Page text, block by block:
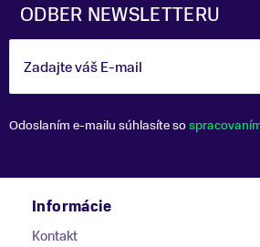
ODBER NEWSLETTERU
Zadajte váš E-mail
Odoslaním e-mailu súhlasíte so
Informácie
Kontakt